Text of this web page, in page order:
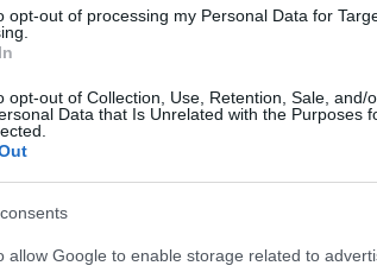
opt-out of processing my Personal Data for
opt-out of Collection, Use, Retention, Sale, and/
Data that Is Unrelated with the Purposes
allow Google to enable storage related to